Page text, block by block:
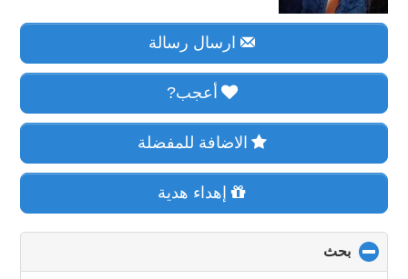
ارسال رسالة
أعجب?
الاضافة للمفضلة
إهداء هدية
بحث
to